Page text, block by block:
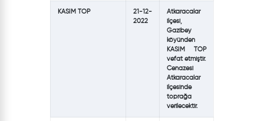
KASIM TOP
21-12-
2022
Atkaracalar
ilçesi,
Gazibey
köyünden
KASIM TOP
vefat etmiştir.
Cenazesi
Atkaracalar
ilçesinde
toprağa
verilecektir.